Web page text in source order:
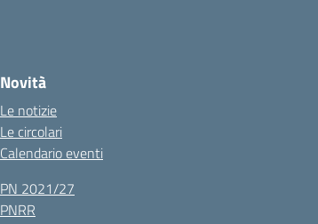
Novità
Le notizie
Le circolari
Calendario eventi
PN 2021/27
PNRR